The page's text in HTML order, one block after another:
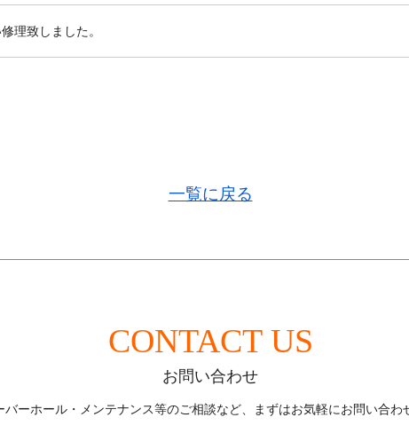
理致しました。
一覧に戻る
CONTACT US
お問い合わせ
バーホール・メンテナンス等のご相談など、 まずはお気軽にお問い合わ